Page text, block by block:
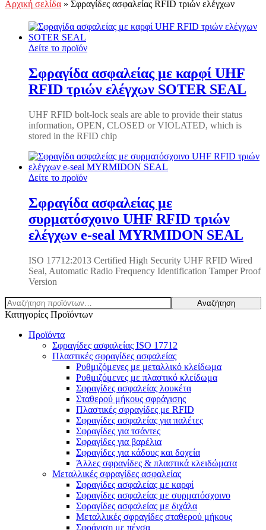
Αρχική σελίδα » Σφραγίδες ασφαλείας RFID τριών ελέγχων
Δείτε το προϊόν
Σφραγίδα ασφαλείας με καρφί UHF
RFID τριών ελέγχων SOTER SEAL
UHF RFID bolt-lock seals are able to provide their status
information, OPEN, CLOSED or VIOLATED, which is
stored in the RFID chip
Δείτε το προϊόν
Σφραγίδα ασφαλείας με
συρματόσχοινο UHF RFID τριών
ελέγχων e-seal MYRMIDON SEAL
ISO 17712:2013 Certified High Security UHF RFID Wired
Seal, Automatic Radio Frequency Identification Tamper Proof
Version
Αναζήτηση
για:
Αναζήτηση
Κατηγορίες Προϊόντων
Προϊόντα
Σφραγίδες ασφαλείας ISO 17712
Πλαστικές σφραγίδες ασφαλείας
Ρυθμιζόμενες με μεταλλικό κλείδωμα
Ρυθμιζόμενες με πλαστικό κλείδωμα
Σφραγίδες ασφαλείας λουκέτα
Σταθερού μήκους σφράγισης
Πλαστικές σφραγίδες με RFID
Σφραγίδες ασφαλείας για παλέτες
Σφραγίδες για τσάντες
Σφραγίδες για βαρέλια
Σφραγίδες για κάδους και δοχεία
Άλλες σφραγίδες & πλαστικά κλειδώματα
Μεταλλικές σφραγίδες ασφαλείας
Σφραγίδες ασφαλείας με καρφί
Σφραγίδες ασφαλείας με συρματόσχοινο
Σφραγίδες ασφαλείας με διχάλα
Μεταλλικές σφραγίδες σταθερού μήκους
Σφράγιση με πένσα